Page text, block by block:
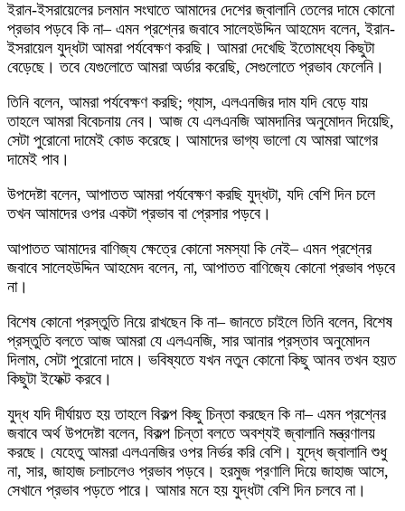
ইরান-ইসরায়েলের চলমান সংঘাতে আমাদের দেশের জ্বালানি তেলের দামে কোনো
প্রভাব পড়বে কি না– এমন প্রশ্নের জবাবে সালেহউদ্দিন আহমেদ বলেন, ইরান-
ইসরায়েল যুদ্ধটা আমরা পর্যবেক্ষণ করছি। আমরা দেখেছি ইতোমধ্যে কিছুটা
বেড়েছে। তবে যেগুলোতে আমরা অর্ডার করেছি, সেগুলোতে প্রভাব ফেলেনি।
তিনি বলেন, আমরা পর্যবেক্ষণ করছি; গ্যাস, এলএনজির দাম যদি বেড়ে যায়
তাহলে আমরা বিবেচনায় নেব। আজ যে এলএনজি আমদানির অনুমোদন দিয়েছি,
সেটা পুরোনো দামেই কোড করেছে। আমাদের ভাগ্য ভালো যে আমরা আগের
দামেই পাব।
উপদেষ্টা বলেন, আপাতত আমরা পর্যবেক্ষণ করছি যুদ্ধটা, যদি বেশি দিন চলে
তখন আমাদের ওপর একটা প্রভাব বা প্রেসার পড়বে।
আপাতত আমাদের বাণিজ্য ক্ষেত্রে কোনো সমস্যা কি নেই– এমন প্রশ্নের
জবাবে সালেহউদ্দিন আহমেদ বলেন, না, আপাতত বাণিজ্যে কোনো প্রভাব পড়বে
না।
বিশেষ কোনো প্রস্তুতি নিয়ে রাখছেন কি না– জানতে চাইলে তিনি বলেন, বিশেষ
প্রস্তুতি বলতে আজ আমরা যে এলএনজি, সার আনার প্রস্তাব অনুমোদন
দিলাম, সেটা পুরোনো দামে। ভবিষ্যতে যখন নতুন কোনো কিছু আনব তখন হয়ত
কিছুটা ইফেক্ট করবে।
যুদ্ধ যদি দীর্ঘায়ত হয় তাহলে বিকল্প কিছু চিন্তা করছেন কি না– এমন প্রশ্নের
জবাবে অর্থ উপদেষ্টা বলেন, বিকল্প চিন্তা বলতে অবশ্যই জ্বালানি মন্ত্রণালয়
করছে। যেহেতু আমরা এলএনজির ওপর নির্ভর করি বেশি। যুদ্ধে জ্বালানি শুধু
না, সার, জাহাজ চলাচলেও প্রভাব পড়বে। হরমুজ প্রণালি দিয়ে জাহাজ আসে,
সেখানে প্রভাব পড়তে পারে। আমার মনে হয় যুদ্ধটা বেশি দিন চলবে না।